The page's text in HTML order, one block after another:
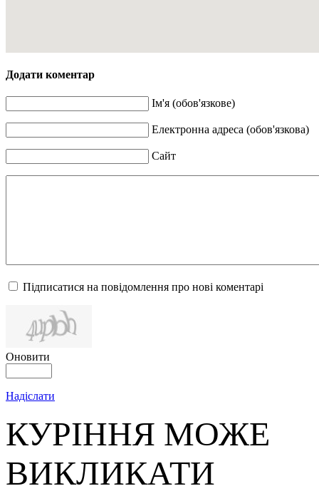
Додати коментар
Ім'я (обов'язкове)
Електронна адреса (обов'язкова)
Сайт
Підписатися на повідомлення про нові коментарі
Оновити
Надіслати
КУРІННЯ МОЖЕ
ВИКЛИКАТИ